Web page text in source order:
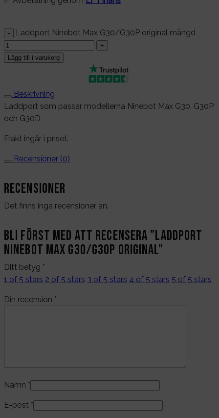
Laddport Ninebot Max G30/G30P original mängd
Lägg till i varukorg
Beskrivning
Laddport som passar modellerna Ninebot Max G30, G30P
och G30D
Frakt ingår i priset.
Recensioner (0)
Recensioner
Det finns inga recensioner än.
Bli först med att recensera ”Laddport
Ninebot Max G30/G30P original”
Ditt betyg *
1 of 5 stars 2 of 5 stars 3 of 5 stars 4 of 5 stars 5 of 5 stars
Din recension *
Namn *
E-post *